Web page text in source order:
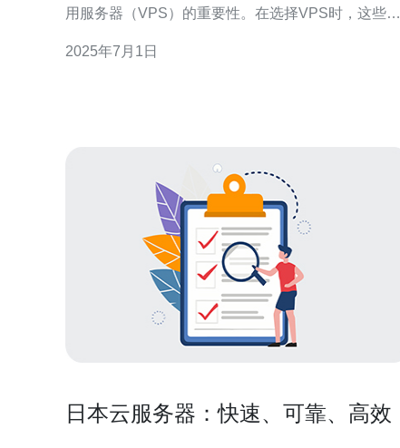
用服务器（VPS）的重要性。在选择VPS时，这些公
运行。 对于日本韩国大公司来说，VPS的性能是选择
2025年7月1日
日本云服务器：快速、可靠、高效